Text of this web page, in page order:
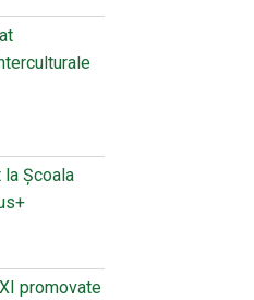
la Școala
promovate